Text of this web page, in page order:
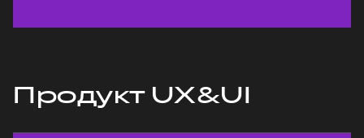
Продукт UX&UI